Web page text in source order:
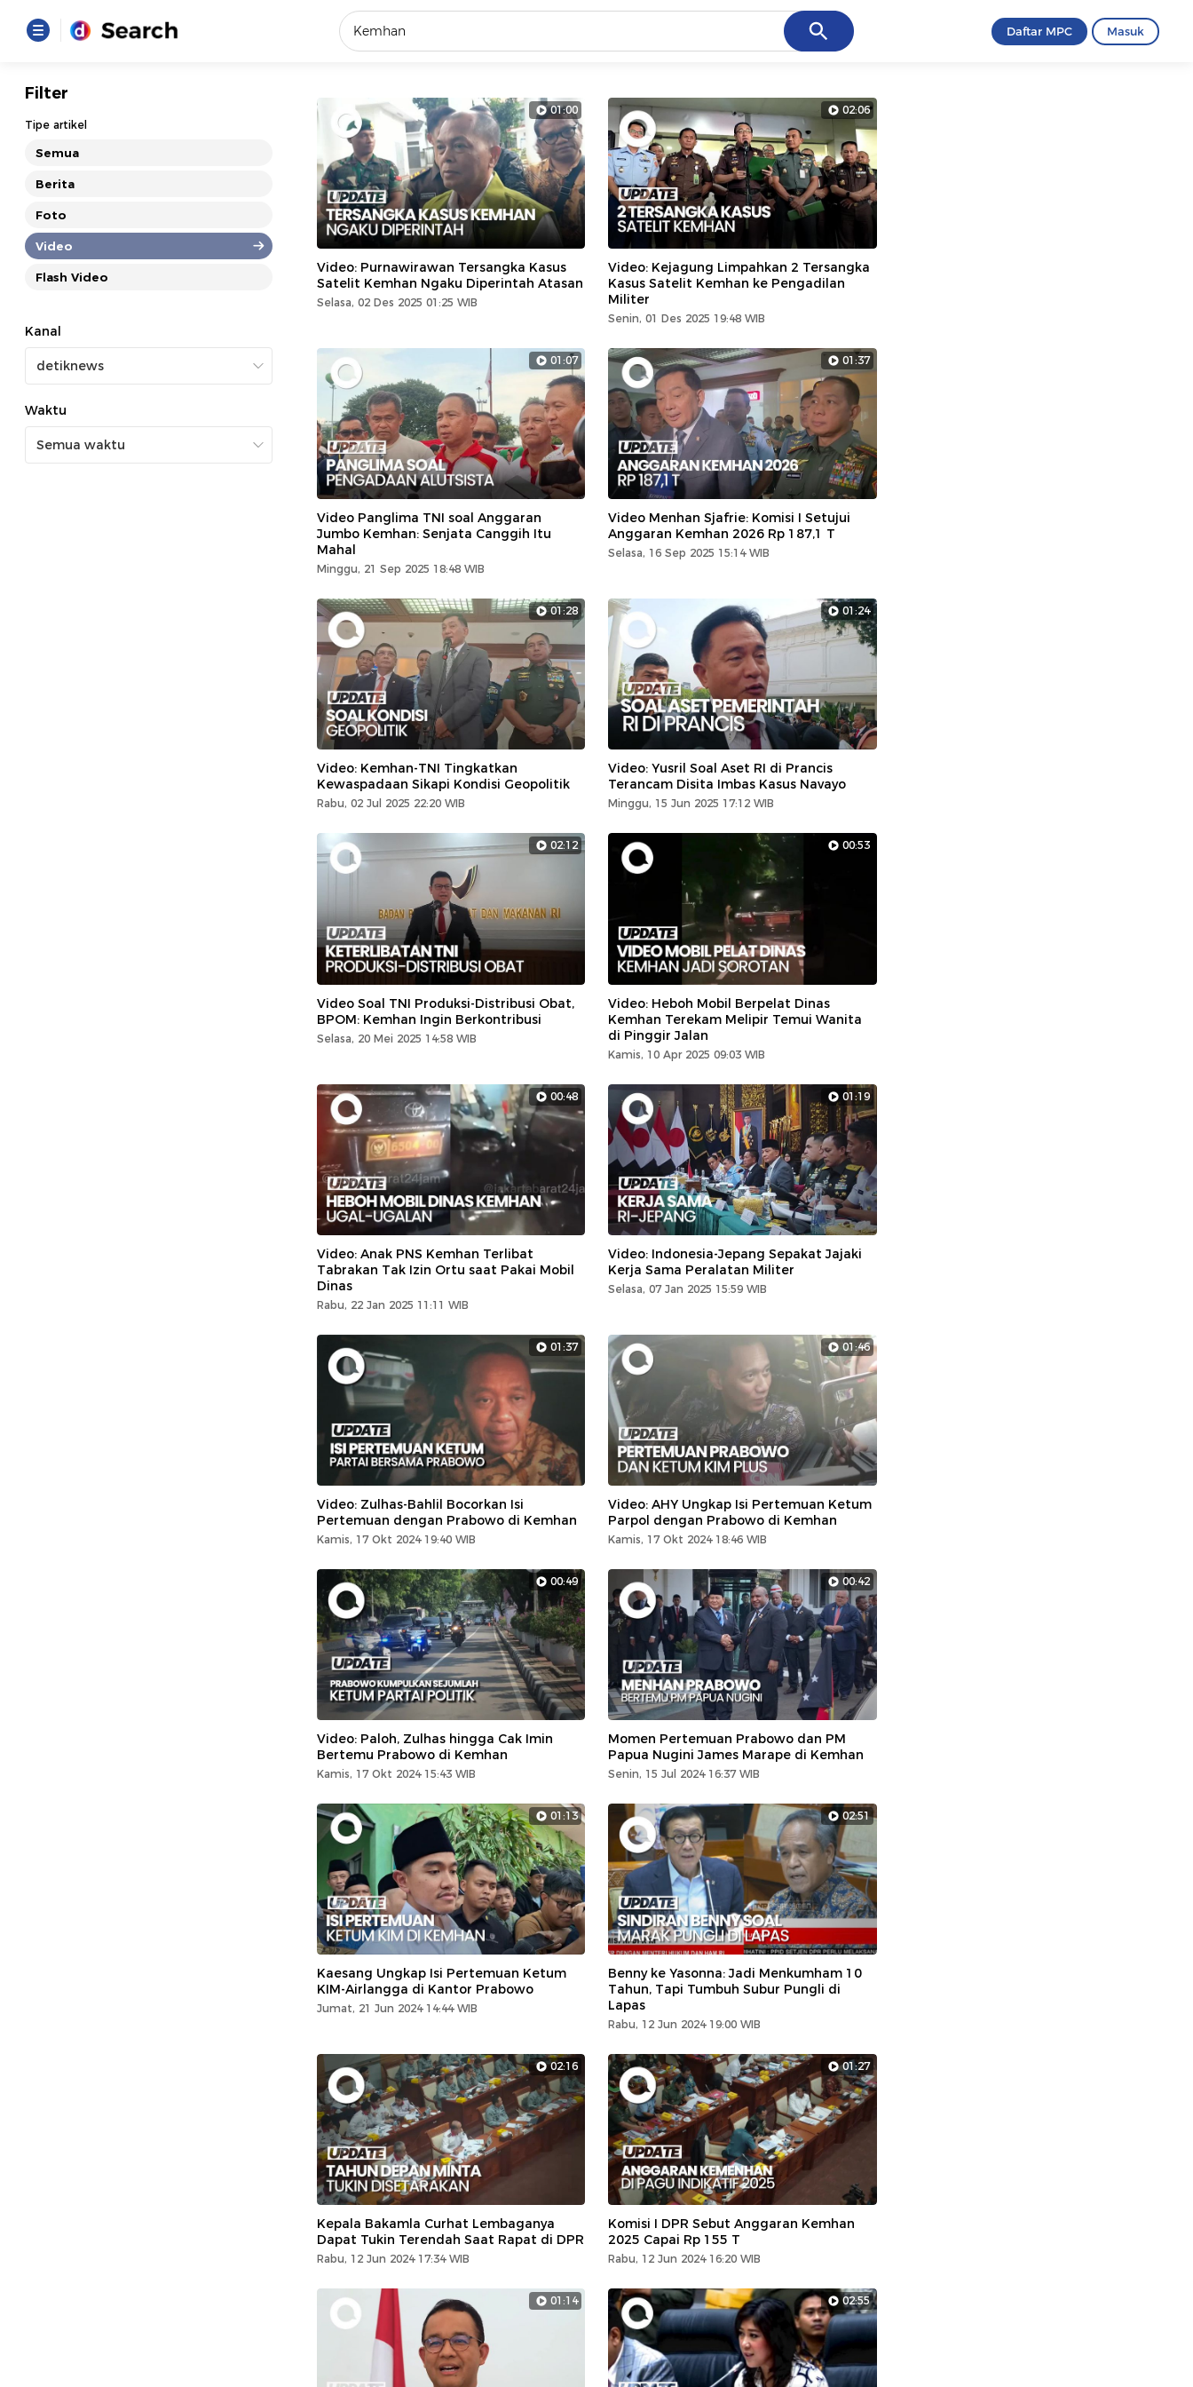
Cancel
Loading...
Promoted
Terakhir yang dicari
Loading...
Daftar MPC Masuk
Filter
Tipe artikel
Semua
Berita
Foto
Video
Flash Video
Kanal
Waktu
01:00
Video: Purnawirawan Tersangka Kasus
Satelit Kemhan Ngaku Diperintah Atasan
Selasa, 02 Des 2025 01:25 WIB
02:06
Video: Kejagung Limpahkan 2 Tersangka
Kasus Satelit Kemhan ke Pengadilan
Militer
Senin, 01 Des 2025 19:48 WIB
01:07
Video Panglima TNI soal Anggaran
Jumbo Kemhan: Senjata Canggih Itu
Mahal
Minggu, 21 Sep 2025 18:48 WIB
01:37
Video Menhan Sjafrie: Komisi I Setujui
Anggaran Kemhan 2026 Rp 187,1 T
Selasa, 16 Sep 2025 15:14 WIB
01:28
Video: Kemhan-TNI Tingkatkan
Kewaspadaan Sikapi Kondisi Geopolitik
Rabu, 02 Jul 2025 22:20 WIB
01:24
Video: Yusril Soal Aset RI di Prancis
Terancam Disita Imbas Kasus Navayo
Minggu, 15 Jun 2025 17:12 WIB
02:12
Video Soal TNI Produksi-Distribusi Obat,
BPOM: Kemhan Ingin Berkontribusi
Selasa, 20 Mei 2025 14:58 WIB
00:53
Video: Heboh Mobil Berpelat Dinas
Kemhan Terekam Melipir Temui Wanita
di Pinggir Jalan
Kamis, 10 Apr 2025 09:03 WIB
00:48
Video: Anak PNS Kemhan Terlibat
Tabrakan Tak Izin Ortu saat Pakai Mobil
Dinas
Rabu, 22 Jan 2025 11:11 WIB
01:19
Video: Indonesia-Jepang Sepakat Jajaki
Kerja Sama Peralatan Militer
Selasa, 07 Jan 2025 15:59 WIB
01:37
Video: Zulhas-Bahlil Bocorkan Isi
Pertemuan dengan Prabowo di Kemhan
Kamis, 17 Okt 2024 19:40 WIB
01:46
Video: AHY Ungkap Isi Pertemuan Ketum
Parpol dengan Prabowo di Kemhan
Kamis, 17 Okt 2024 18:46 WIB
00:49
Video: Paloh, Zulhas hingga Cak Imin
Bertemu Prabowo di Kemhan
Kamis, 17 Okt 2024 15:43 WIB
00:42
Momen Pertemuan Prabowo dan PM
Papua Nugini James Marape di Kemhan
Senin, 15 Jul 2024 16:37 WIB
01:13
Kaesang Ungkap Isi Pertemuan Ketum
KIM-Airlangga di Kantor Prabowo
Jumat, 21 Jun 2024 14:44 WIB
02:51
Benny ke Yasonna: Jadi Menkumham 10
Tahun, Tapi Tumbuh Subur Pungli di
Lapas
Rabu, 12 Jun 2024 19:00 WIB
02:16
Kepala Bakamla Curhat Lembaganya
Dapat Tukin Terendah Saat Rapat di DPR
Rabu, 12 Jun 2024 17:34 WIB
01:27
Komisi I DPR Sebut Anggaran Kemhan
2025 Capai Rp 155 T
Rabu, 12 Jun 2024 16:20 WIB
01:14 02:55